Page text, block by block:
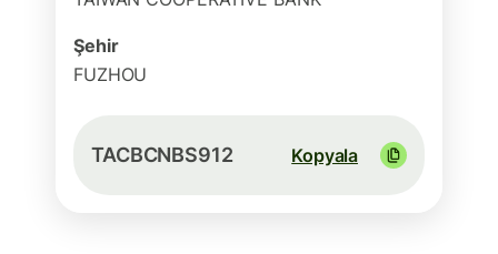
Şehir
FUZHOU
TACBCNBS912 Kopyala